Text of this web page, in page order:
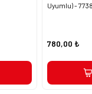
Uyumlu) -
780,00 ₺